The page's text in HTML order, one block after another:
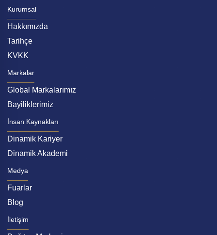
Kurumsal
Hakkımızda
Tarihçe
KVKK
Markalar
Global Markalarımız
Bayiliklerimiz
İnsan Kaynakları
Dinamik Kariyer
Dinamik Akademi
Medya
Fuarlar
Blog
İletişim